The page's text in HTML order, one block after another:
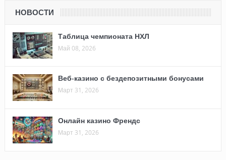
НОВОСТИ
Таблица чемпионата НХЛ
Май 08, 2026
Веб-казино с бездепозитными бонусами
Март 31, 2026
Онлайн казино Френдс
Март 31, 2026